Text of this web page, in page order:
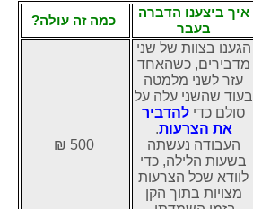
איך ביצענו הדברה
בעבר
כמה זה עולה?
הגענו בצוות של שני
מדבירים, כשהאחד
עזר לשני מלמטה
בעוד שהשני עלה על
סולם כדילהדביר
את הצרעות.
העבודה נעשתה
בשעות הלילה, כדי
לוודא שכל הצרעות
מצויות בתוך הקן
500 ₪